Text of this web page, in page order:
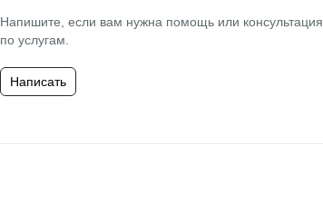
Напишите, если вам нужна помощь или консультация
по услугам.
Написать